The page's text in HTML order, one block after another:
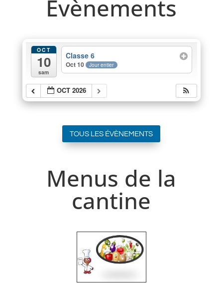
Evènements
OCT
10
sam
Classe 6
Oct 10 Jour entier
OCT 2026
TOUS LES ÉVÈNEMENTS
Menus de la
cantine